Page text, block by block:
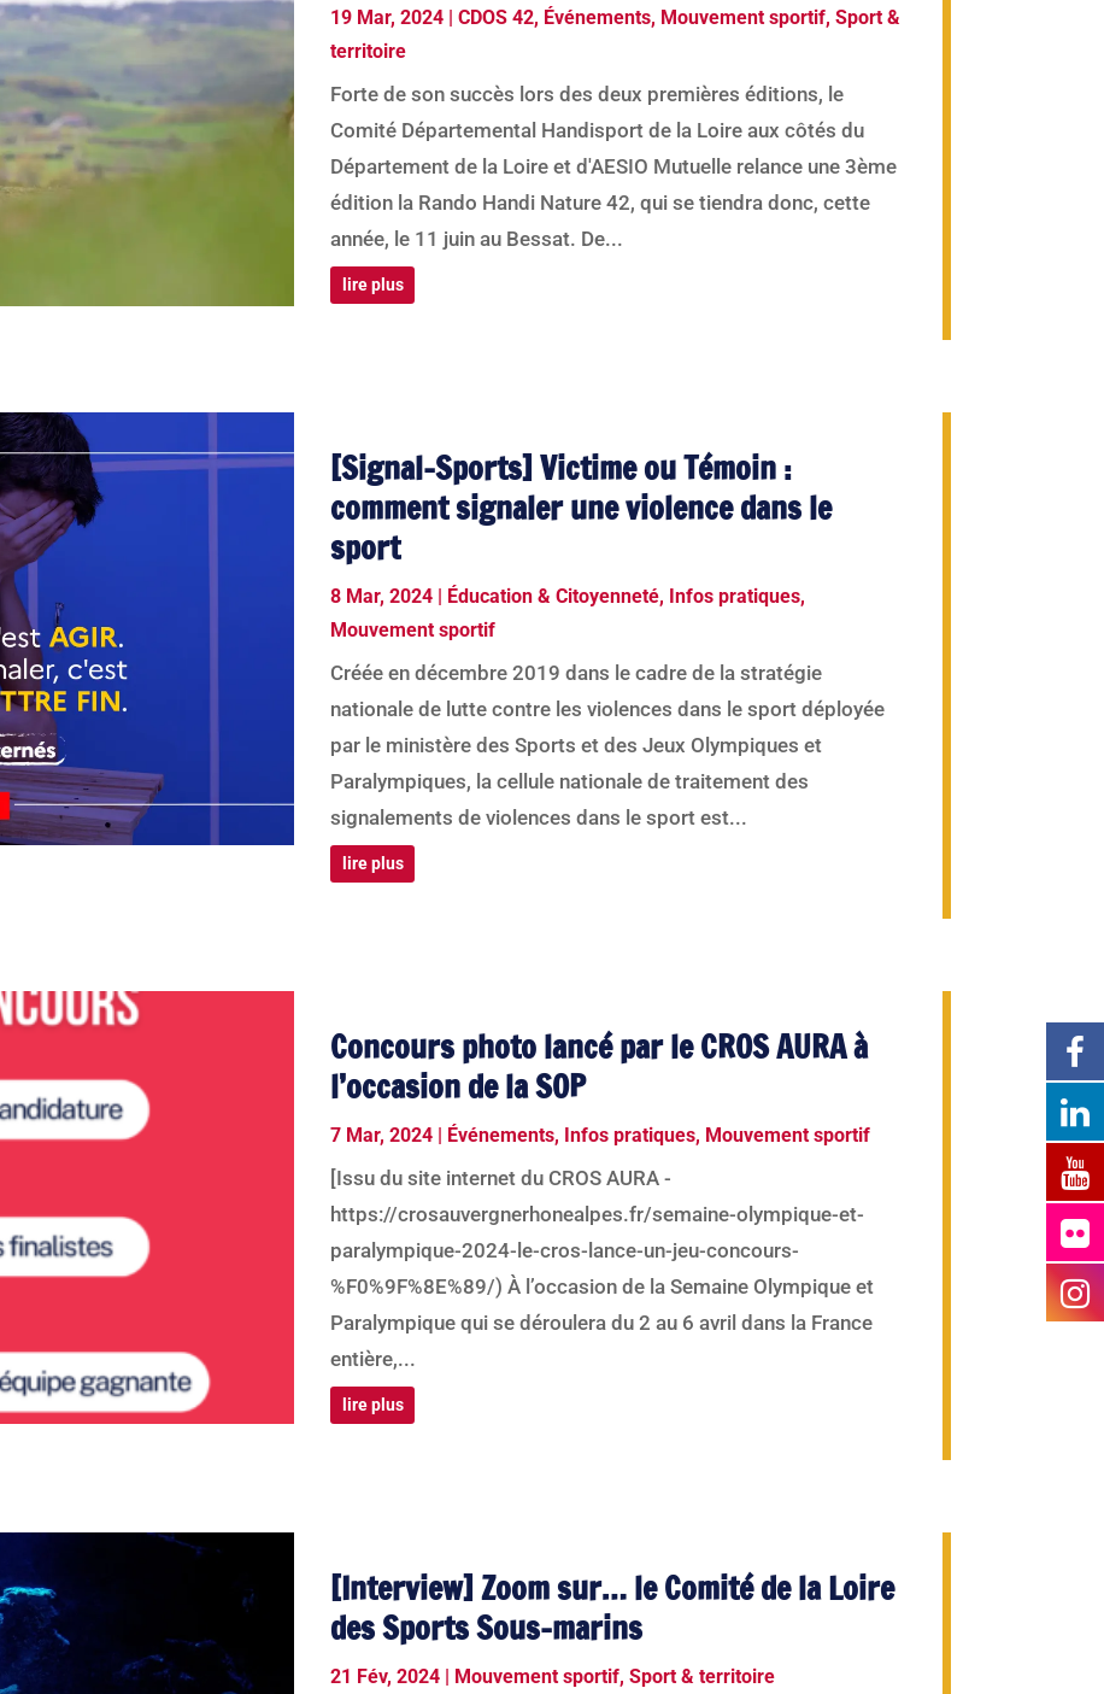
19 Mar, 2024 | CDOS 42, Événements, Mouvement sportif, Sport &
territoire
Forte de son succès lors des deux premières éditions, le
Comité Départemental Handisport de la Loire aux côtés du
Département de la Loire et d'AESIO Mutuelle relance une 3ème
édition la Rando Handi Nature 42, qui se tiendra donc, cette
année, le 11 juin au Bessat. De...
lire plus
[Signal-Sports] Victime ou Témoin :
comment signaler une violence dans le
sport
8 Mar, 2024 | Éducation & Citoyenneté, Infos pratiques,
Mouvement sportif
Créée en décembre 2019 dans le cadre de la stratégie
nationale de lutte contre les violences dans le sport déployée
par le ministère des Sports et des Jeux Olympiques et
Paralympiques, la cellule nationale de traitement des
signalements de violences dans le sport est...
lire plus
Concours photo lancé par le CROS AURA à
l’occasion de la SOP
7 Mar, 2024 | Événements, Infos pratiques, Mouvement sportif
[Issu du site internet du CROS AURA -
https://crosauvergnerhonealpes.fr/semaine-olympique-et-
paralympique-2024-le-cros-lance-un-jeu-concours-
%F0%9F%8E%89/) À l’occasion de la Semaine Olympique et
Paralympique qui se déroulera du 2 au 6 avril dans la France
entière,...
lire plus
[Interview] Zoom sur… le Comité de la Loire
des Sports Sous-marins
21 Fév, 2024 | Mouvement sportif, Sport & territoire